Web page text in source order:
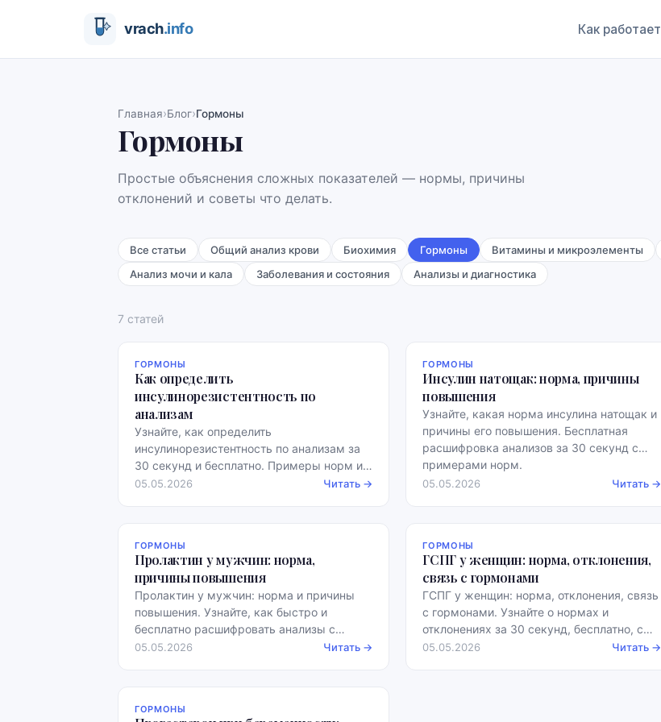
Как работает
Главная›Блог›Гормоны
Гормоны
Простые объяснения сложных показателей — нормы, причины
отклонений и советы что делать.
Все статьи Общий анализ крови Биохимия Гормоны Витамины и микроэлементы
Анализ мочи и кала
Заболевания и состояния Анализы и диагностика
7 статей
ГОРМОНЫ
Как определить
инсулинорезистентность по
анализам
Узнайте, как определить
инсулинорезистентность по анализам за
30 секунд и бесплатно. Примеры норм и
полезные рекомендации.
05.05.2026 Читать →
ГОРМОНЫ
Инсулин натощак: норма, причины
повышения
Узнайте, какая норма инсулина натощак и
причины его повышения. Бесплатная
расшифровка анализов за 30 секунд с
примерами норм.
05.05.2026 Читать →
ГОРМОНЫ
Пролактин у мужчин: норма,
причины повышения
Пролактин у мужчин: норма и причины
повышения. Узнайте, как быстро и
бесплатно расшифровать анализы с
примерами норм.
05.05.2026 Читать →
ГОРМОНЫ
ГСПГ у женщин: норма, отклонения,
связь с гормонами
ГСПГ у женщин: норма, отклонения, связь
с гормонами. Узнайте о нормах и
отклонениях за 30 секунд, бесплатно, с
примерами.
05.05.2026 Читать →
ГОРМОНЫ